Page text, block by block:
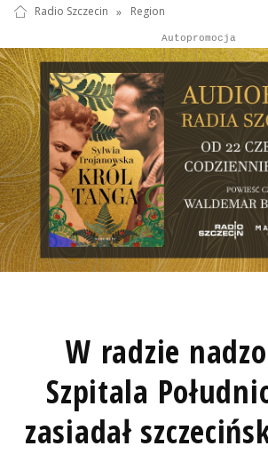
Radio Szczecin » Region
Reklama
Autopromocja
W radzie
Szpitala
zasiadał